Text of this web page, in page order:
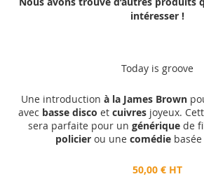
intéresser !
Today is groove
Une introduction à la James Brown
avec basse disco et cuivres joyeux.
sera parfaite pour un générique de
policier ou une comédie
50,00 € HT